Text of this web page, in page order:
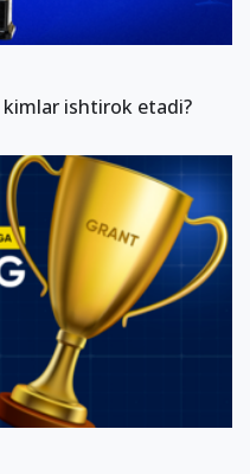
kimlar ishtirok etadi?